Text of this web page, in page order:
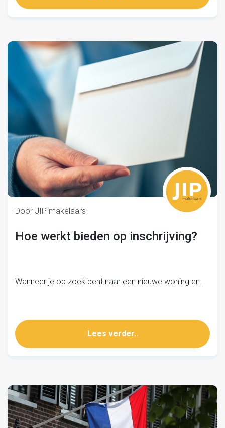
Door JIP makelaars
Hoe werkt bieden op inschrijving?
Wanneer je op zoek bent naar een nieuwe woning en…
Lees verder..